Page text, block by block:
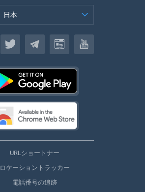
日本
日本
URLショートナー
ロケーショントラッカー
電話番号の追跡